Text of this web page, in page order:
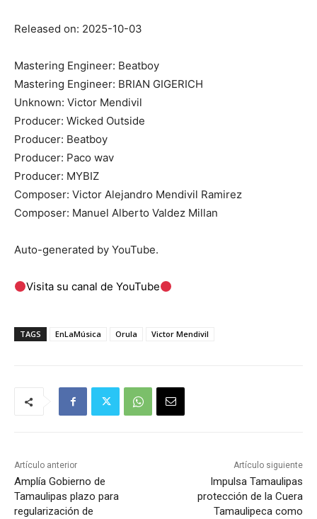
Released on: 2025-10-03
Mastering Engineer: Beatboy
Mastering Engineer: BRIAN GIGERICH
Unknown: Victor Mendivil
Producer: Wicked Outside
Producer: Beatboy
Producer: Paco wav
Producer: MYBIZ
Composer: Victor Alejandro Mendivil Ramirez
Composer: Manuel Alberto Valdez Millan
Auto-generated by YouTube.
Visita su canal de YouTube
TAGS EnLaMúsica Orula Victor Mendivil
Artículo anterior
Amplía Gobierno de
Tamaulipas plazo para
regularización de
Artículo siguiente
Impulsa Tamaulipas
protección de la Cuera
Tamaulipeca como